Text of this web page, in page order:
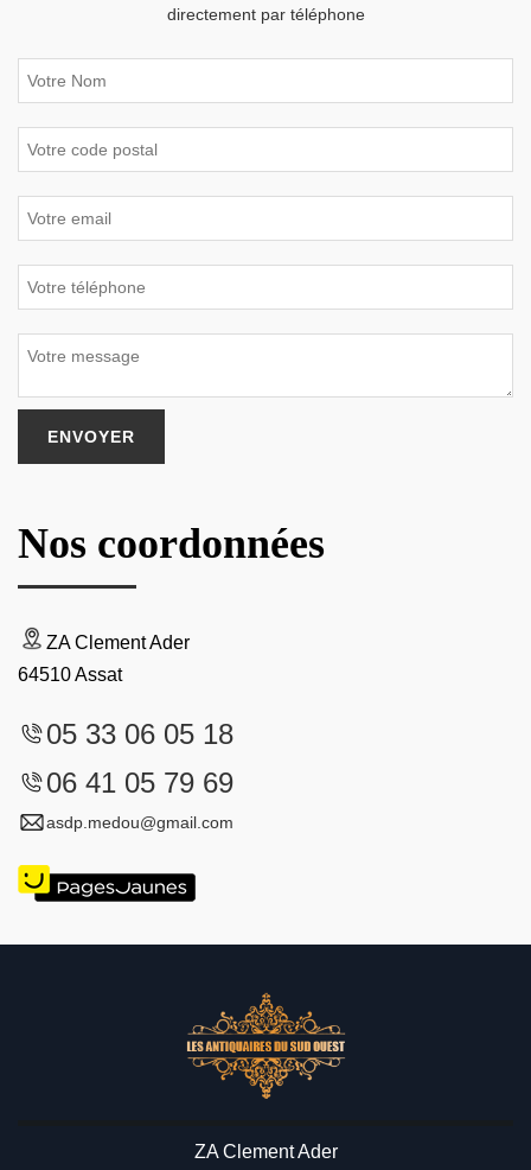
directement par téléphone
Nos coordonnées
ZA Clement Ader
64510 Assat
05 33 06 05 18
06 41 05 79 69
asdp.medou@gmail.com
ZA Clement Ader